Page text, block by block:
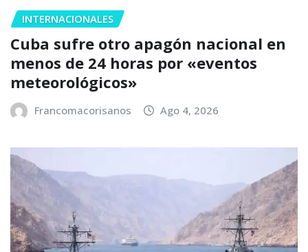
INTERNACIONALES
Cuba sufre otro apagón nacional en
menos de 24 horas por «eventos
meteorológicos»
Francomacorisanos Ago 4, 2026